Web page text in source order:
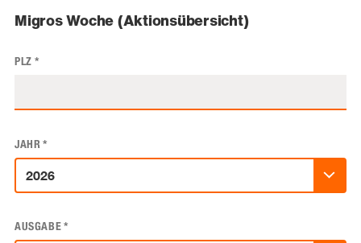
Migros Woche (Aktionsübersicht)
PLZ *
JAHR*
AUSGABE*